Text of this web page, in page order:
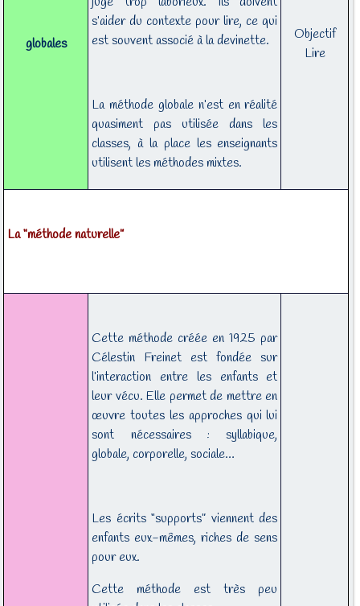
globales
s’aider du contexte pour lire, ce qui
est souvent associé à la devinette.
La méthode globale n’est en réalité
quasiment pas utilisée dans les
classes, à la place les enseignants
utilisent les méthodes mixtes.
Objectif
Lire
La “méthode naturelle”
Cette méthode créée en 1925 par
Célestin Freinet est fondée sur
l’interaction entre les enfants et
leur vécu. Elle permet de mettre en
œuvre toutes les approches qui lui
sont nécessaires : syllabique,
globale, corporelle, sociale…
Les écrits “supports” viennent des
enfants eux-mêmes, riches de sens
pour eux.
Cette méthode est très peu